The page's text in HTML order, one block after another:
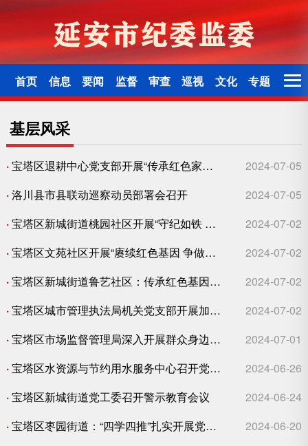
首页 信息 要闻 监督 审查 巡视 文化 专题
基层风采
2024-07-05
·宝塔区退耕中心党支部开展“传承红色家风 增强纪律定力”主题党日活动
2024-07-05
·洛川县市县联动巡察动员部署会召开
2024-07-02
·宝塔区新城街道桃园社区开展“守纪如铁 警钟常伴”党风廉政教育活动
2024-07-02
·宝塔区文苑社区开展“赓续红色基因 争做时代新人”廉政学习教育实践活动
2024-07-02
·宝塔区新城街道鲁艺社区：传承红色基因 筑牢党纪意识
2024-07-02
·宝塔区城市管理执法局机关党支部开展加强纪律教育 坚守初心使命庆“七一”主题党日活动
2024-07-01
·宝塔区市场监督管理局深入开展群众身边不正之风和腐败问题集中整治 狠抓肉制品生产环节质量安全监管
2024-06-26
·宝塔区水资源与节约用水服务中心召开党纪学习教育专题学习研讨会
2024-06-24
·宝塔区新城街道党工委召开警示教育会议
2024-06-20
·宝塔区枣园街道：“四学四推”扎实开展党纪学习教育